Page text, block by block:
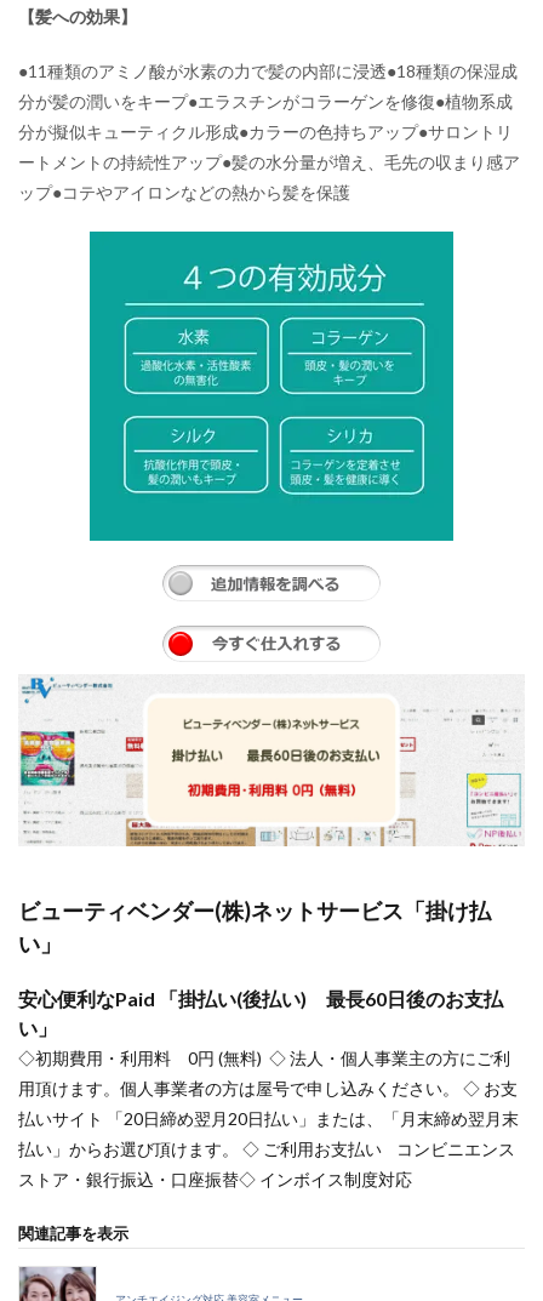
【髪への効果】
●11種類のアミノ酸が水素の力で髪の内部に浸透●18種類の保湿成
分が髪の潤いをキープ●エラスチンがコラーゲンを修復●植物系成
分が擬似キューティクル形成●カラーの色持ちアップ●サロントリ
ートメントの持続性アップ●髪の水分量が増え、毛先の収まり感ア
ップ●コテやアイロンなどの熱から髪を保護
ビューティベンダー(株)ネットサービス「掛け払
い」
安心便利なPaid 「掛払い(後払い) 最長60日後のお支払
い」
◇初期費用・利用料 0円 (無料) ◇ 法人・個人事業主の方にご利
用頂けます。個人事業者の方は屋号で申し込みください。 ◇ お支
払いサイト 「20日締め翌月20日払い」または、「月末締め翌月末
払い」からお選び頂けます。 ◇ ご利用お支払い コンビニエンス
ストア・銀行振込・口座振替◇ インボイス制度対応
関連記事を表示